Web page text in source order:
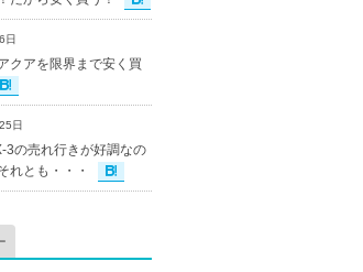
日
クアを限界まで安く買
日
3の売れ行きが好調なの
れとも・・・